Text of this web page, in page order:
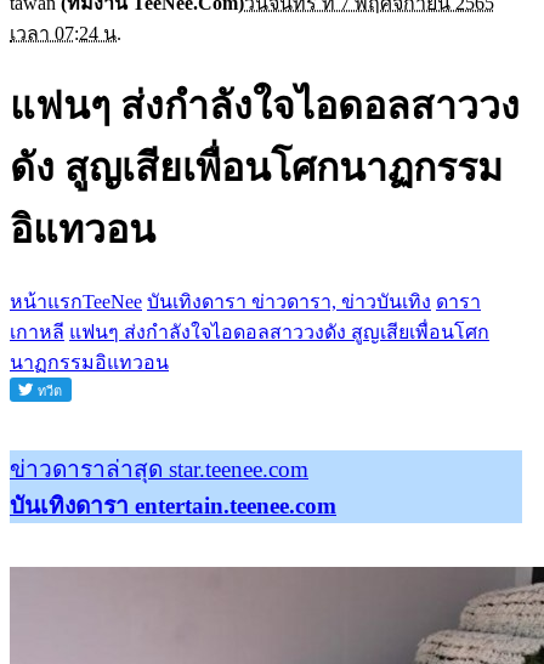
เวลา 07:24 น.
แฟนๆ ส่งกำลังใจไอดอลสาววง
ดัง สูญเสียเพื่อนโศกนาฏกรรม
อิแทวอน
หน้าแรกTeeNee บันเทิงดารา ข่าวดารา, ข่าวบันเทิง ดารา
เกาหลี แฟนๆ ส่งกำลังใจไอดอลสาววงดัง สูญเสียเพื่อนโศก
นาฏกรรมอิแทวอน
ข่าวดาราล่าสุด star.teenee.com
บันเทิงดารา entertain.teenee.com